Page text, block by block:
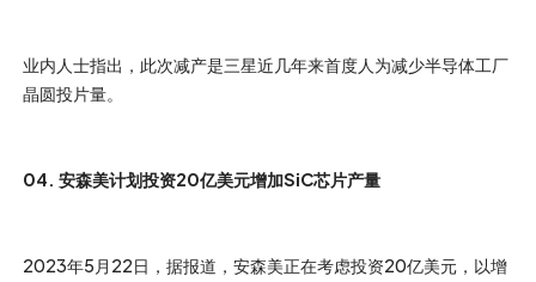
业内人士指出，此次减产是三星近几年来首度人为减少半导体工厂
晶圆投片量。
04. 安森美计划投资20亿美元增加SiC芯片产量
2023年5月22日，据报道，安森美正在考虑投资20亿美元，以增